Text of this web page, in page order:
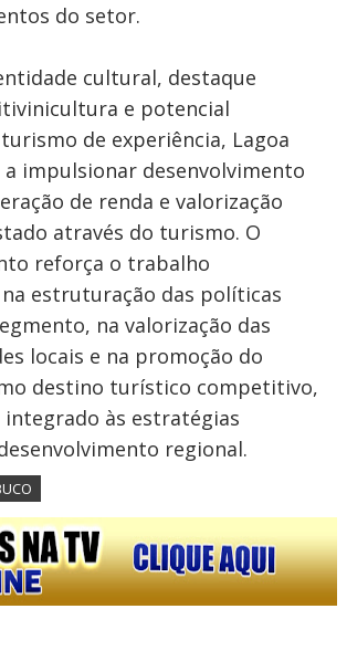
do setor.
cultural, destaque
e potencial
de experiência, Lagoa
a impulsionar desenvolvimento
de renda e valorização
através do turismo. O
reforça o trabalho
estruturação das políticas
na valorização das
locais e na promoção do
destino turístico competitivo,
integrado às estratégias
regional.